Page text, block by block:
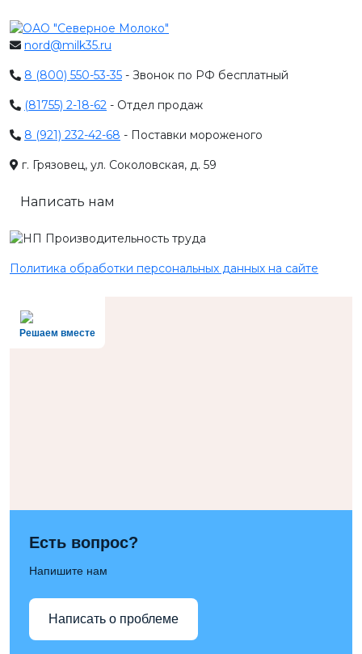
nord@milk35.ru
8 (800) 550-53-35 - Звонок по РФ бесплатный
(81755) 2-18-62 - Отдел продаж
8 (921) 232-42-68 - Поставки мороженого
г. Грязовец, ул. Соколовская, д. 59
Написать нам
Политика обработки персональных данных на сайте
Решаем вместе
Есть вопрос?
Напишите нам
Написать о проблеме